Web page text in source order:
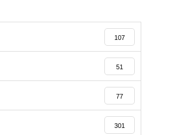
107
51
77
301